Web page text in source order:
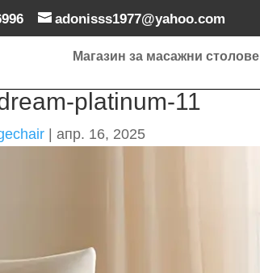
adonisss1977@yahoo.com
Магазин за масажни столове
platinum-11
апр. 16, 2025